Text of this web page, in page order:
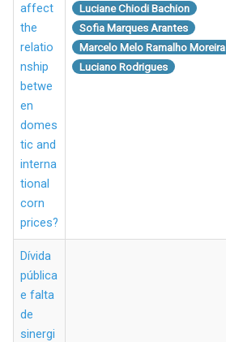
affect
the
relatio
nship
betwe
en
domes
tic and
interna
tional
corn
prices?
Luciane Chiodi Bachion
Sofia Marques Arantes
Marcelo Melo Ramalho Moreira
Luciano Rodrigues
Dívida
pública
e falta
de
sinergi